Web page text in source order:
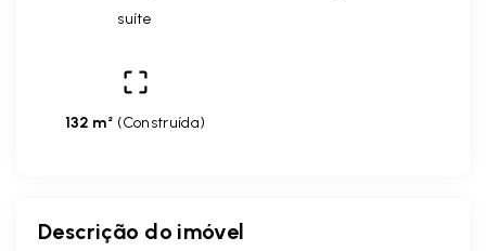
suíte
132 m² (Construída)
Descrição do imóvel